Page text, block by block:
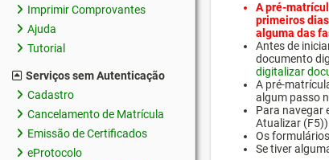
Imprimir Comprovantes
Ajuda
Tutorial
Serviços sem Autenticação
Cadastro
Cancelamento de Matrícula
Emissão de Certificados
eProtocolo
A pré-
primeiros
alguma das
Antes de
documento
digitalizar
A pré-
algum passo
Para navegar
Atualizar
Os
Se tiver